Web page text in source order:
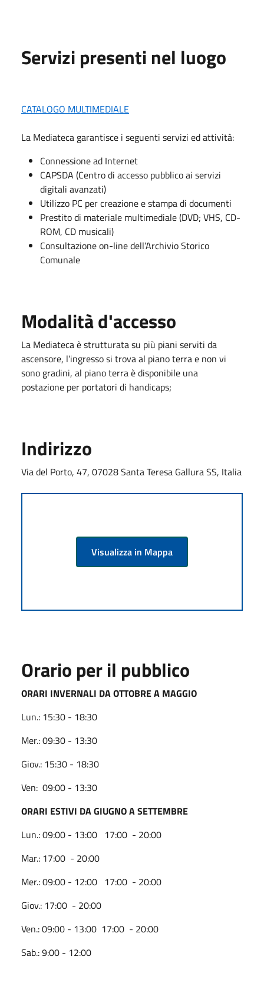
Servizi presenti nel luogo
CATALOGO MULTIMEDIALE
La Mediateca garantisce i seguenti servizi ed attività:
Connessione ad Internet
CAPSDA (Centro di accesso pubblico ai servizi
digitali avanzati)
Utilizzo PC per creazione e stampa di documenti
Prestito di materiale multimediale (DVD; VHS, CD-
ROM, CD musicali)
Consultazione on-line dell’Archivio Storico
Comunale
Modalità d'accesso
La Mediateca è strutturata su più piani serviti da
ascensore, l’ingresso si trova al piano terra e non vi
sono gradini, al piano terra è disponibile una
postazione per portatori di handicaps;
Indirizzo
Via del Porto, 47, 07028 Santa Teresa Gallura SS, Italia
Visualizza in Mappa
Orario per il pubblico
ORARI INVERNALI DA OTTOBRE A MAGGIO
Lun.: 15:30 - 18:30
Mer.: 09:30 - 13:30
Giov.: 15:30 - 18:30
Ven: 09:00 - 13:30
ORARI ESTIVI DA GIUGNO A SETTEMBRE
Lun.: 09:00 - 13:00 17:00 - 20:00
Mar.: 17:00 - 20:00
Mer.: 09:00 - 12:00 17:00 - 20:00
Giov.: 17:00 - 20:00
Ven.: 09:00 - 13:00 17:00 - 20:00
Sab.: 9:00 - 12:00